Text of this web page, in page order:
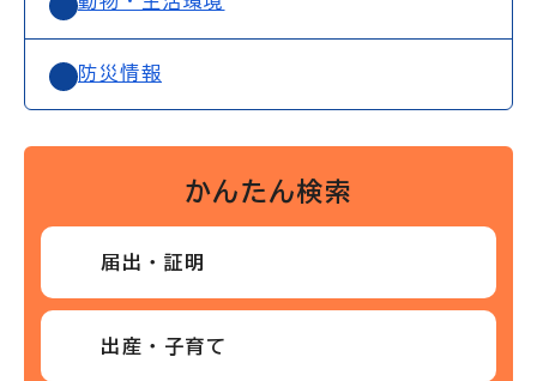
防災情報
かんたん検索
届出・証明
出産・子育て